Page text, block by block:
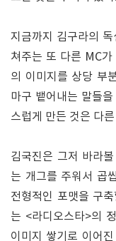
지금까지 김구라의
쳐주는 또 다른 MC
의 이미지를 상당 부
마구 뱉어내는 말들
스럽게 만든 것은 다
김국진은 그저 바라
는 개그를 주워서 곱
전형적인 포맷을 구
는 <라디오스타>의
이미지 쌓기로 이어